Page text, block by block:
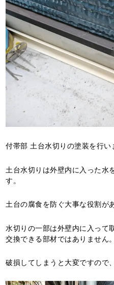
付帯部 土台水切りの塗装を行い
土台水切りは外壁内に入った水
す。
土台の腐食を防ぐ大事な役割が
水切りの一部は外壁内に入って
交換できる部材ではありません。
破損してしまうと大変ですので